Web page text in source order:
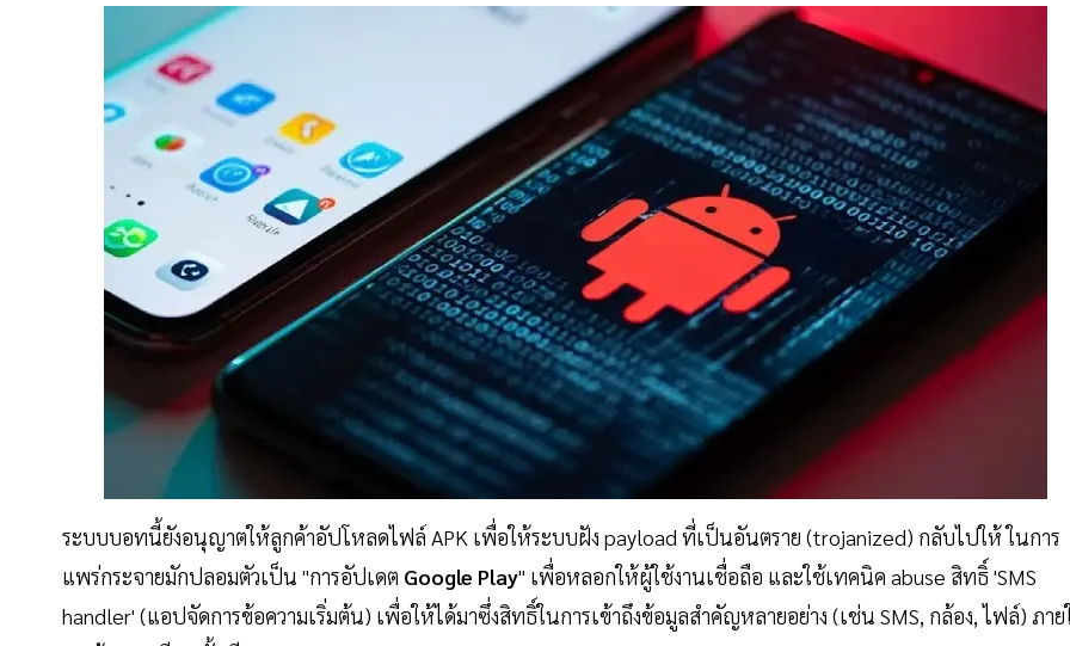
ระบบบอทนี้ยังอนุญาตให้ลูกค้าอัปโหลดไฟล์ APK เพื่อให้ระบบฝัง payload ที่เป็นอันตราย (trojanized) กลับไปให้ ในการ
แพร่กระจายมักปลอมตัวเป็น "การอัปเดต Google Play" เพื่อหลอกให้ผู้ใช้งานเชื่อถือ และใช้เทคนิค abuse สิทธิ์ 'SMS
handler' (แอปจัดการข้อความเริ่มต้น) เพื่อให้ได้มาซึ่งสิทธิ์ในการเข้าถึงข้อมูลสำคัญหลายอย่าง (เช่น SMS, กล้อง, ไฟล์) ภา